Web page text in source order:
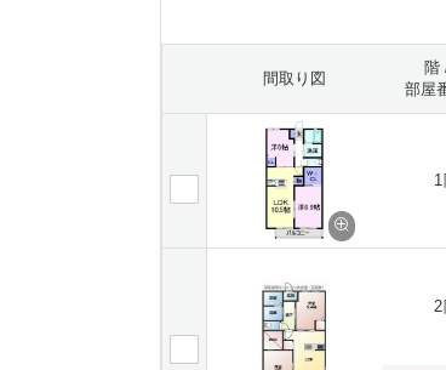
間取り図
階
部屋
2